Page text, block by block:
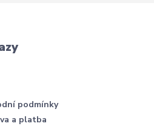
podmínky
a platba